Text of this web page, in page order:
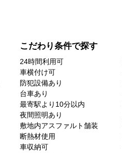
こだわり条件で探す
24時間利用可
車横付け可
防犯設備あり
台車あり
最寄駅より10分以内
夜間照明あり
敷地内アスファルト舗装
断熱材使用
車収納可